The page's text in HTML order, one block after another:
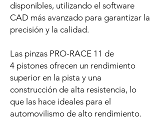
disponibles, utilizando el software
CAD más avanzado para garantizar la
precisión y la calidad.
Las pinzas PRO-RACE 11 de
4 pistones ofrecen un rendimiento
superior en la pista y una
construcción de alta resistencia, lo
que las hace ideales para el
automovilismo de alto rendimiento.